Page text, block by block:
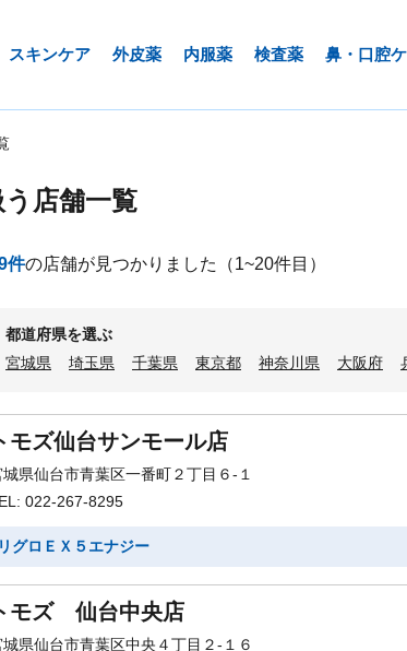
スキンケア 外皮薬 内服薬 検査薬 鼻・口腔
店舗一覧
件の店舗が見つかりました （1~20件目）
都道府県を選ぶ
宮城県
埼玉県 千葉県 東京都 神奈川県 大阪府
モズ仙台サンモール店
城県仙台市青葉区一番町２丁目６-１
022-267-8295
リグロＥＸ５エナジー
モズ 仙台中央店
城県仙台市青葉区中央４丁目２-１６